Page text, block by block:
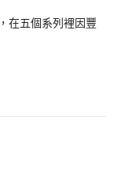
在五個系列裡因豐